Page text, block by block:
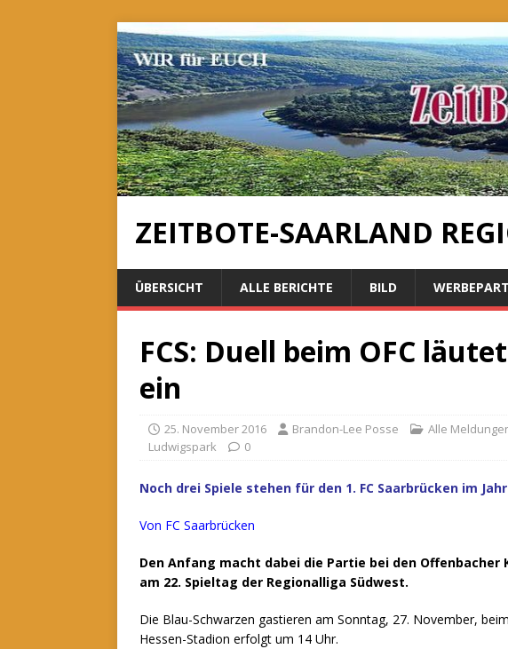
ZEITBOTE-SAARLAND
ÜBERSICHT ALLE BERICHTE BILD
FCS: Duell beim OFC
ein
25. November 2016 Brandon-Lee Posse Alle
Ludwigspark
0
Noch drei Spiele stehen für den 1. FC Saarbrücken im Jahr
Von FC Saarbrücken
Den Anfang macht dabei die Partie bei den Offenbacher
am 22. Spieltag der Regionalliga Südwest.
Die Blau-Schwarzen gastieren am Sonntag, 27. November,
Hessen-Stadion erfolgt um 14 Uhr.